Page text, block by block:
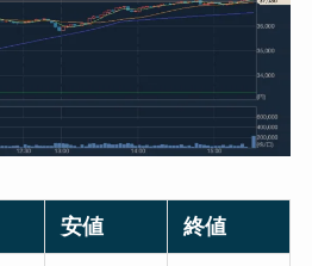
安値 終値